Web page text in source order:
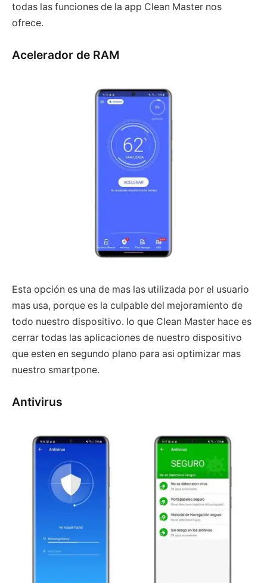
todas las funciones de la app Clean Master nos
ofrece.
Acelerador de RAM
Esta opción es una de mas las utilizada por el usuario
mas usa, porque es la culpable del mejoramiento de
todo nuestro dispositivo. lo que Clean Master hace es
cerrar todas las aplicaciones de nuestro dispositivo
que esten en segundo plano para asi optimizar mas
nuestro smartpone.
Antivirus